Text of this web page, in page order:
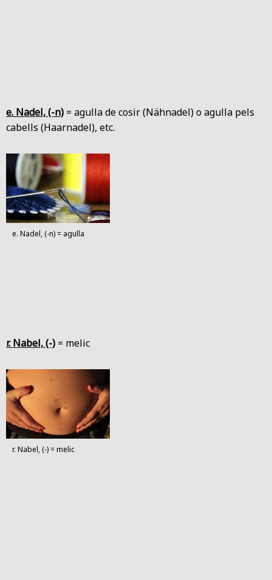
e. Nadel, (-n) = agulla de cosir (Nähnadel) o agulla pels
cabells (Haarnadel), etc.
e. Nadel, (-n) = agulla
r. Nabel, (-) = melic
r. Nabel, (-) = melic